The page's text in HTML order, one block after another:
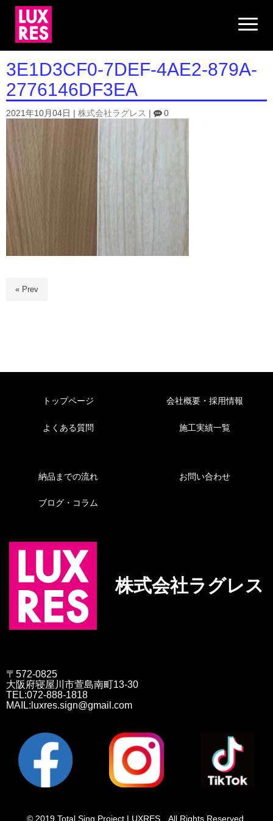
N
a
i
a
o
3E1D3CF0-7DEF-4AE2-879A-
2776146DF3EA
2021年10月04日 株式会社ラグレス 0
« Prev
トップページ
よくある質問
会社概要・採用情報
施工実績一覧
納品までの流れ
ブログ・コラム
お問い合わせ
株式会社ラグレス
〒572-0825
大阪府寝屋川市萱島南町13-30
TEL:072-888-1818
MAIL:luxres.sign@gmail.com
© 2019 Total Sing Project LUXRES All Rights Reserved.